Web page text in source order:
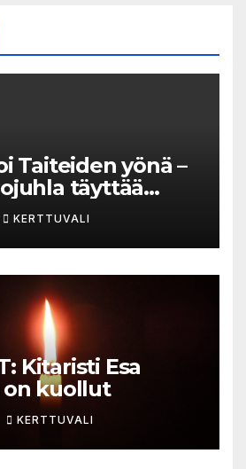
Taiteiden yönä –
täyttää
KERTTUVALI
Kitaristi Esa
on kuollut
KERTTUVALI